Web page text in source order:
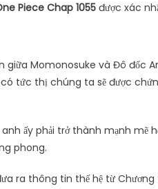
Piece Chap 1055 được xác
giữa Momonosuke và Đô đốc
tức thị chúng ta sẽ được
ấy phải trở thành mạnh mẽ
phong.
ra thông tin thế hệ từ Chương